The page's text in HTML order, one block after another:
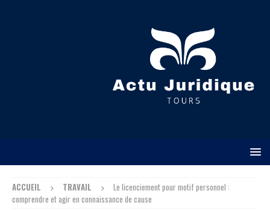
ACCUEIL TRAVAIL
Le licenciement pour motif personnel :
comprendre et agir en connaissance de cause